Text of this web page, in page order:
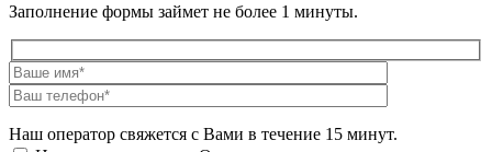
Заполнение формы займет не более 1 минуты.
Наш оператор свяжется с Вами в течение 15 минут.